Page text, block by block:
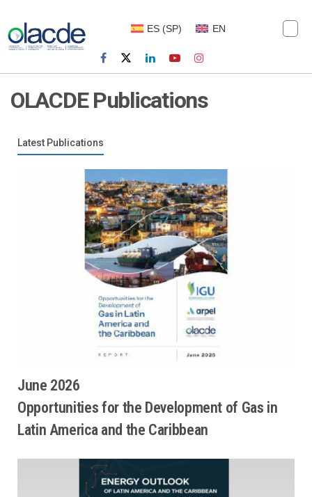
ES (SP) EN
OLACDE Publications
Latest Publications
June 2026
Opportunities for the Development of Gas in
Latin America and the Caribbean